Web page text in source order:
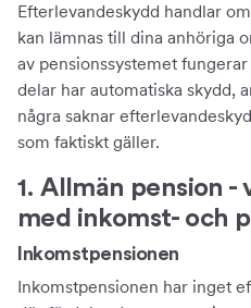
Efterlevandeskydd handlar
kan lämnas till dina anhöriga
av pensionssystemet
delar har automatiska skydd,
några saknar
som faktiskt gäller.
1. Allmän pension -
med inkomst- och
Inkomstpensionen
Inkomstpensionen har inget